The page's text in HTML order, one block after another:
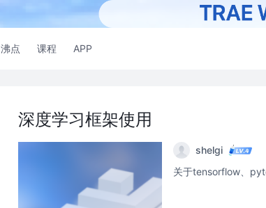
沸点 课程 APP
深度学习框架使用
shelgi
关于tensorflow、